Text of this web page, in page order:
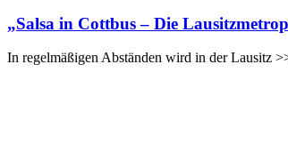
„Salsa in Cottbus – Die
In regelmäßigen Abständen wird in der Lausitz